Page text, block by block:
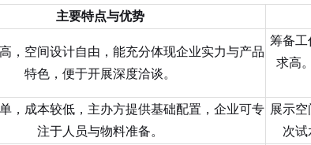
主要特点与优势
，空间设计自由，能充分体现企业实力与产品
特色，便于开展深度洽谈。
筹备工
求高
，成本较低，主办方提供基础配置，企业可专
注于人员与物料准备。
展示
次试